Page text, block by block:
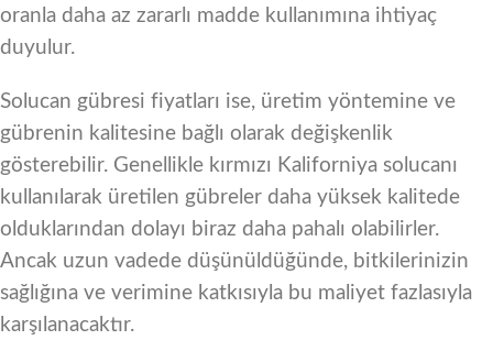
oranla daha az zararlı madde kullanımına ihtiyaç
duyulur.
Solucan gübresi fiyatları ise, üretim yöntemine ve
gübrenin kalitesine bağlı olarak değişkenlik
gösterebilir. Genellikle kırmızı Kaliforniya solucanı
kullanılarak üretilen gübreler daha yüksek kalitede
olduklarından dolayı biraz daha pahalı olabilirler.
Ancak uzun vadede düşünüldüğünde, bitkilerinizin
sağlığına ve verimine katkısıyla bu maliyet fazlasıyla
karşılanacaktır.